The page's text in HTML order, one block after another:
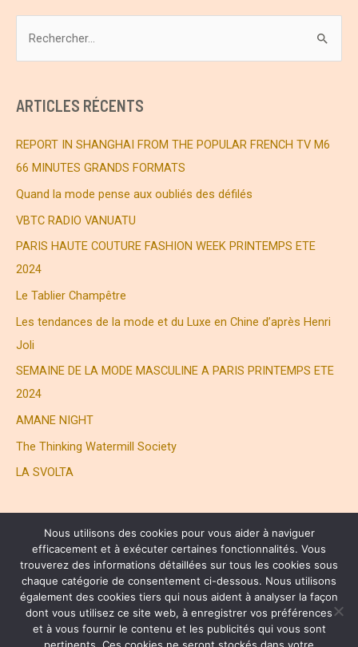
l’article
r
c
h
ARTICLES RÉCENTS
REPORT IN SHANGHAI FROM THE POPULAR FRENCH TV M6
66 MINUTES GRANDS FORMATS
Quand la mode pense aux oubliés des défilés
VBTC RADIO VANUATU
PARIS HAUTE COUTURE FASHION WEEK PRINTEMPS ETE
2024
Le Tablier Champêtre
Les tendances de la mode et du Luxe en Chine d’après Henri
Joli
SEMAINE DE LA MODE MASCULINE A PARIS PRINTEMPS ETE
2024
AMANE NIGHT
The Thinking Watermill Society
LA SVOLTA
® HENRI JOLI PARTNERS LTD. ALL RIGHTS RESERVED
Nous utilisons des cookies pour vous aider à naviguer
efficacement et à exécuter certaines fonctionnalités. Vous
trouverez des informations détaillées sur tous les cookies sous
chaque catégorie de consentement ci-dessous. Nous utilisons
également des cookies tiers qui nous aident à analyser la façon
dont vous utilisez ce site web, à enregistrer vos préférences
et à vous fournir le contenu et les publicités qui vous sont